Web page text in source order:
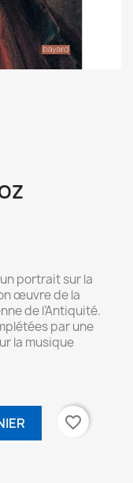
portrait sur la
œuvre de la
de l’Antiquité.
par une
la musique
favorite_border